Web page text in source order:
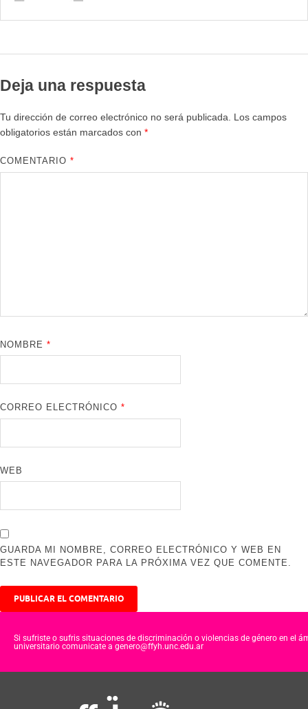
Deja una respuesta
Tu dirección de correo electrónico no será publicada. Los campos
obligatorios están marcados con *
COMENTARIO*
NOMBRE*
CORREO ELECTRÓNICO*
WEB
GUARDA MI NOMBRE, CORREO ELECTRÓNICO Y WEB EN
ESTE NAVEGADOR PARA LA PRÓXIMA VEZ QUE COMENTE.
Si sufriste o sufris situaciones de discriminación o violencias de género en el
universitario comunicate a genero@ffyh.unc.edu.ar